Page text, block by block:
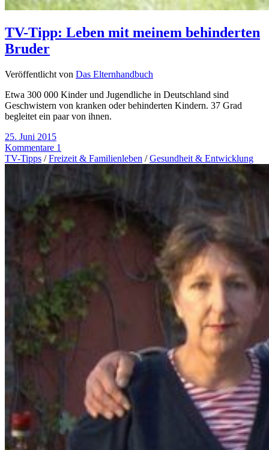
TV-Tipp: Leben mit meinem behinderten
Bruder
Veröffentlicht von Das Elternhandbuch
Etwa 300 000 Kinder und Jugendliche in Deutschland sind
Geschwistern von kranken oder behinderten Kindern. 37 Grad
begleitet ein paar von ihnen.
25. Juni 2015
Kommentare 1
TV-Tipps /Freizeit & Familienleben /Gesundheit & Entwicklung